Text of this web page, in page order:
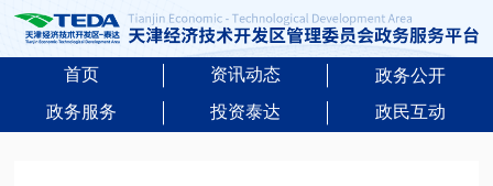
首页 资讯动态
政务公开
政务服务
投资泰达 政民互动